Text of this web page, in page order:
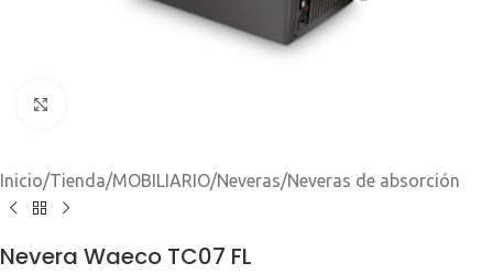
Inicio/Tienda/MOBILIARIO/Neveras/Neveras de absorción
Nevera Waeco TC07 FL